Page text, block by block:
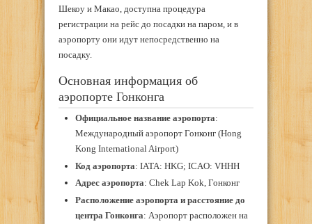
Шекоу и Макао, доступна процедура
регистрации на рейс до посадки на паром, и в
аэропорту они идут непосредственно на
посадку.
Основная информация об
аэропорте Гонконга
Официальное название аэропорта:
Международный аэропорт Гонконг (Hong
Kong International Airport)
Код аэропорта: IATA: HKG; ICAO: VHHH
Адрес аэропорта: Chek Lap Kok, Гонконг
Расположение аэропорта и расстояние до
центра Гонконга: Аэропорт расположен на